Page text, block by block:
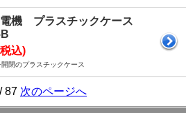
電機 プラスチックケース
込)
閉のプラスチックケース
87 次のページへ